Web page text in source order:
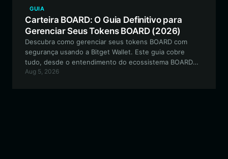
GUIA
Carteira BOARD: O Guia Definitivo para
Gerenciar Seus Tokens BOARD (2026)
Descubra como gerenciar seus tokens BOARD com
segurança usando a Bitget Wallet. Este guia cobre
tudo, desde o entendimento do ecossistema BOARD
até a execução de ações DeFi on-chain com facilidade.
Aug 5, 2026